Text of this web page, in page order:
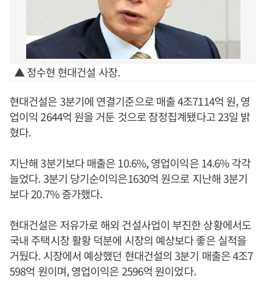
▲ 정수현 현대건설 사장.
현대건설은 3분기에 연결기준으로 매출 4조7114억 원, 영
업이익 2644억 원을 거둔 것으로 잠정집계됐다고 23일 밝
혔다.
지난해 3분기보다 매출은 10.6%, 영업이익은 14.6% 각각
늘었다. 3분기 당기순이익은1630억 원으로 지난해 3분기
보다 20.7% 증가했다.
현대건설은 저유가로 해외 건설사업이 부진한 상황에서도
국내 주택시장 활황 덕분에 시장의 예상보다 좋은 실적을
거뒀다. 시장에서 예상했던 현대건설의 3분기 매출은 4조7
598억 원이며, 영업이익은 2596억 원이었다.